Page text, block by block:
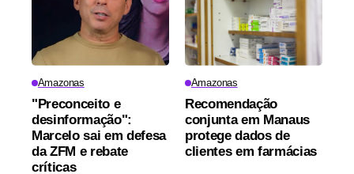
Amazonas
"Preconceito e
desinformação":
Marcelo sai em defesa
da ZFM e rebate
críticas
Amazonas
Recomendação
conjunta em Manaus
protege dados de
clientes em farmácias